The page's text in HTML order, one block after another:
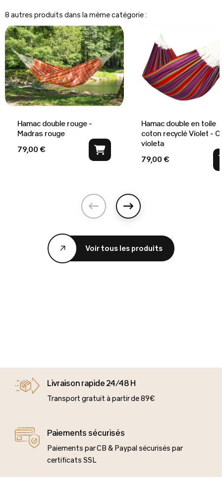
8 autres produits dans la même catégorie :
Hamac double rouge -
Madras rouge
79,00 €
Hamac double en toile
coton recyclé Violet -
violeta
79,00 €
Voir tous les produits
Précédent
Suivant
Livraison rapide 24/48 H
Transport gratuit à partir de 89€
Paiements sécurisés
Paiements par CB & Paypal sécurisés par
certificats SSL